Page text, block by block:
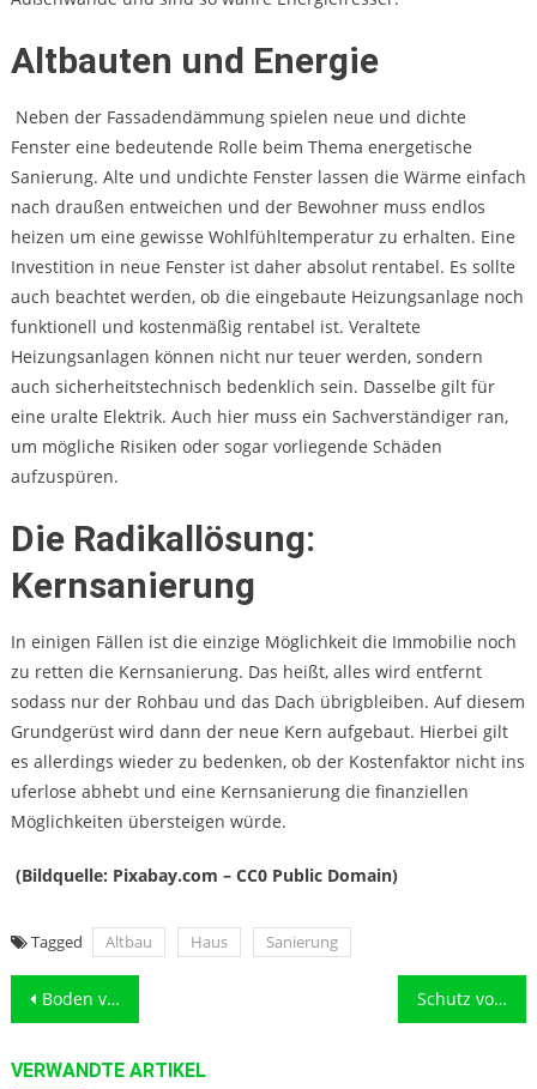
Altbauten und Energie
Neben der Fassadendämmung spielen neue und dichte
Fenster eine bedeutende Rolle beim Thema energetische
Sanierung. Alte und undichte Fenster lassen die Wärme einfach
nach draußen entweichen und der Bewohner muss endlos
heizen um eine gewisse Wohlfühltemperatur zu erhalten. Eine
Investition in neue Fenster ist daher absolut rentabel. Es sollte
auch beachtet werden, ob die eingebaute Heizungsanlage noch
funktionell und kostenmäßig rentabel ist. Veraltete
Heizungsanlagen können nicht nur teuer werden, sondern
auch sicherheitstechnisch bedenklich sein. Dasselbe gilt für
eine uralte Elektrik. Auch hier muss ein Sachverständiger ran,
um mögliche Risiken oder sogar vorliegende Schäden
aufzuspüren.
Die Radikallösung:
Kernsanierung
In einigen Fällen ist die einzige Möglichkeit die Immobilie noch
zu retten die Kernsanierung. Das heißt, alles wird entfernt
sodass nur der Rohbau und das Dach übrigbleiben. Auf diesem
Grundgerüst wird dann der neue Kern aufgebaut. Hierbei gilt
es allerdings wieder zu bedenken, ob der Kostenfaktor nicht ins
uferlose abhebt und eine Kernsanierung die finanziellen
Möglichkeiten übersteigen würde.
(Bildquelle: Pixabay.com – CC0 Public Domain)
Tagged Altbau Haus Sanierung
Beitragsnavigation
Boden verdichten mit einem Handstampfer Schutz vor Insekten und Insektenstichen
VERWANDTE ARTIKEL